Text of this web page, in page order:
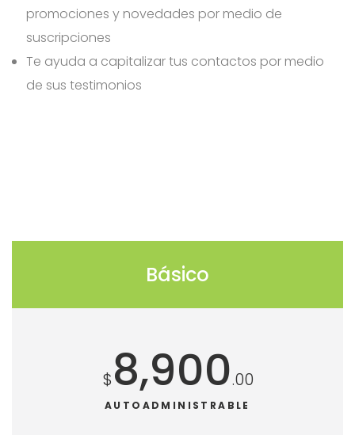
promociones y novedades por medio de
suscripciones
Te ayuda a capitalizar tus contactos por medio
de sus testimonios
Básico
$8,900.00
AUTOADMINISTRABLE